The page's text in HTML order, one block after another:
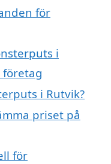
för
i
företag
i Rutvik?
priset på
för